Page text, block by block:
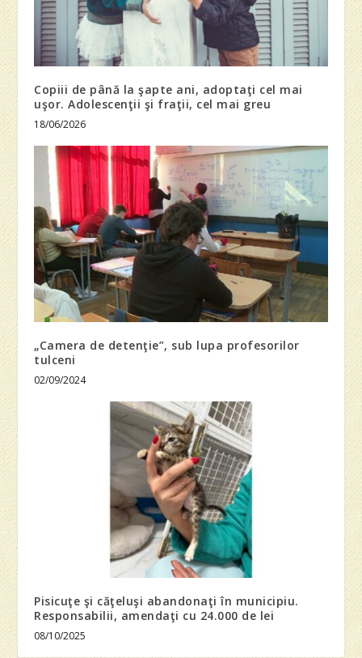
Copiii de până la şapte ani, adoptaţi cel mai
uşor. Adolescenţii şi fraţii, cel mai greu
18/06/2026
„Camera de detenţie”, sub lupa profesorilor
tulceni
02/09/2024
Pisicuţe şi căţeluşi abandonaţi în municipiu.
Responsabilii, amendaţi cu 24.000 de lei
08/10/2025